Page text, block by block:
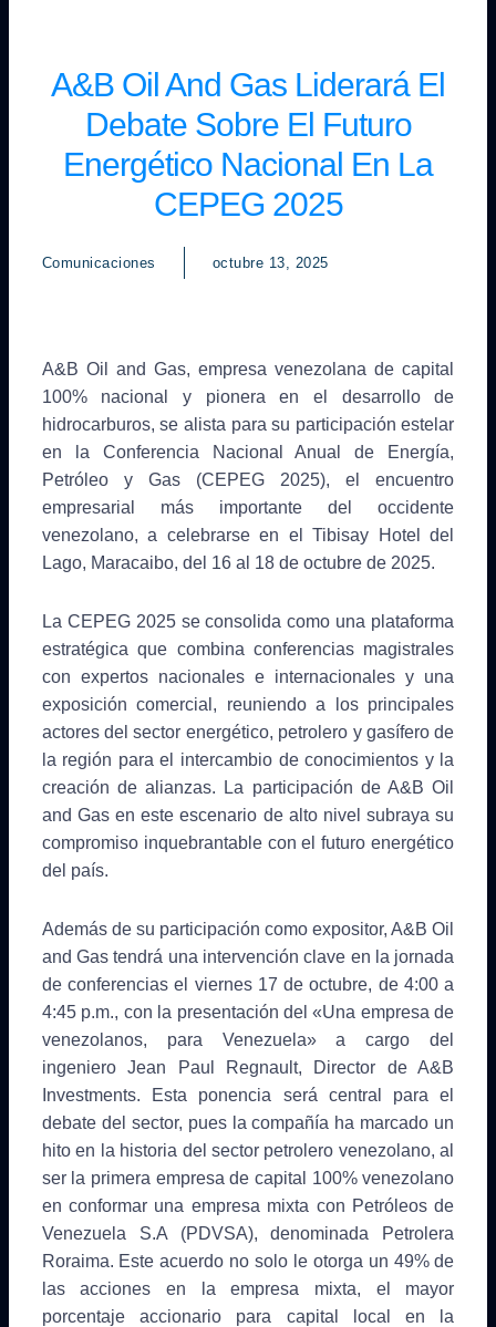
A&B Oil And Gas Liderará El
Debate Sobre El Futuro
Energético Nacional En La
CEPEG 2025
Comunicaciones octubre 13, 2025
A&B Oil and Gas, empresa venezolana de capital
100% nacional y pionera en el desarrollo de
hidrocarburos, se alista para su participación estelar
en la Conferencia Nacional Anual de Energía,
Petróleo y Gas (CEPEG 2025), el encuentro
empresarial más importante del occidente
venezolano, a celebrarse en el Tibisay Hotel del
Lago, Maracaibo, del 16 al 18 de octubre de 2025.
La CEPEG 2025 se consolida como una plataforma
estratégica que combina conferencias magistrales
con expertos nacionales e internacionales y una
exposición comercial, reuniendo a los principales
actores del sector energético, petrolero y gasífero de
la región para el intercambio de conocimientos y la
creación de alianzas. La participación de A&B Oil
and Gas en este escenario de alto nivel subraya su
compromiso inquebrantable con el futuro energético
del país.
Además de su participación como expositor, A&B Oil
and Gas tendrá una intervención clave en la jornada
de conferencias el viernes 17 de octubre, de 4:00 a
4:45 p.m., con la presentación del «Una empresa de
venezolanos, para Venezuela» a cargo del
ingeniero Jean Paul Regnault, Director de A&B
Investments. Esta ponencia será central para el
debate del sector, pues la compañía ha marcado un
hito en la historia del sector petrolero venezolano, al
ser la primera empresa de capital 100% venezolano
en conformar una empresa mixta con Petróleos de
Venezuela S.A (PDVSA), denominada Petrolera
Roraima. Este acuerdo no solo le otorga un 49% de
las acciones en la empresa mixta, el mayor
porcentaje accionario para capital local en la